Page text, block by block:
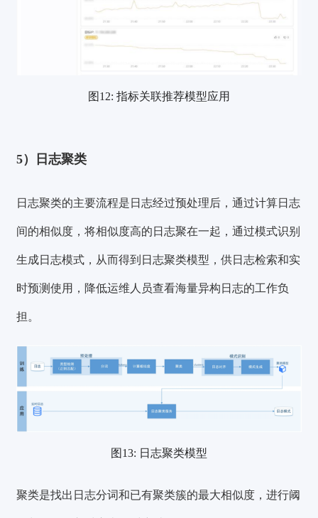
图12: 指标关联推荐模型应用
5）日志聚类
日志聚类的主要流程是日志经过预处理后，通过计算日志
间的相似度，将相似度高的日志聚在一起 ，通过模式识别
生成日志模式，从而得到日志聚类模型，供日志检索和实
时预测使用，降低运维人员查看海量异构日志的工作负
担。
图13: 日志聚类模型
聚类是找出日志分词和已有聚类簇的最大相似度，进行阈